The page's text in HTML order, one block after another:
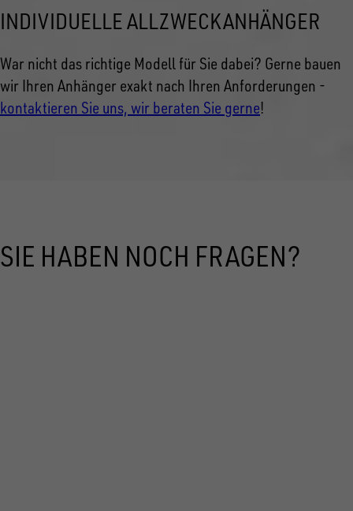
INDIVIDUELLE ALLZWECKANHÄNGER
War nicht das richtige Modell für Sie dabei? Gerne bauen
wir Ihren Anhänger exakt nach Ihren Anforderungen -
kontaktieren Sie uns, wir beraten Sie gerne!
SIE HABEN NOCH FRAGEN?